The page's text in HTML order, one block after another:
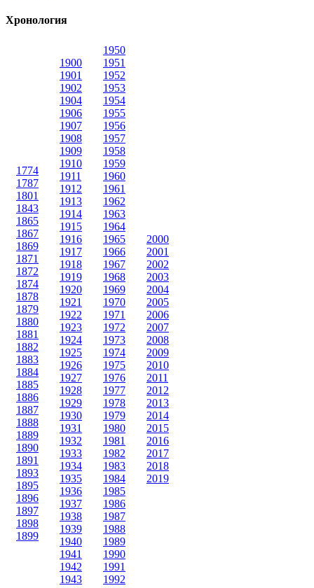
Хронология
1774
1787
1801
1843
1865
1867
1869
1871
1872
1874
1878
1879
1880
1881
1882
1883
1884
1885
1886
1887
1888
1889
1890
1891
1893
1895
1896
1897
1898
1899
1900
1901
1902
1904
1906
1907
1908
1909
1910
1911
1912
1913
1914
1915
1916
1917
1918
1919
1920
1921
1922
1923
1924
1925
1926
1927
1928
1929
1930
1931
1932
1933
1934
1935
1936
1937
1938
1939
1940
1941
1942
1943
1950
1951
1952
1953
1954
1955
1956
1957
1958
1959
1960
1961
1962
1963
1964
1965
1966
1967
1968
1969
1970
1971
1972
1973
1974
1975
1976
1977
1978
1979
1980
1981
1982
1983
1984
1985
1986
1987
1988
1989
1990
1991
1992
2000
2001
2002
2003
2004
2005
2006
2007
2008
2009
2010
2011
2012
2013
2014
2015
2016
2017
2018
2019